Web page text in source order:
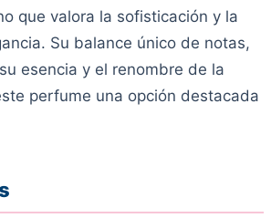
que valora la sofisticación y la
Su balance único de notas,
esencia y el renombre de la
perfume una opción destacada